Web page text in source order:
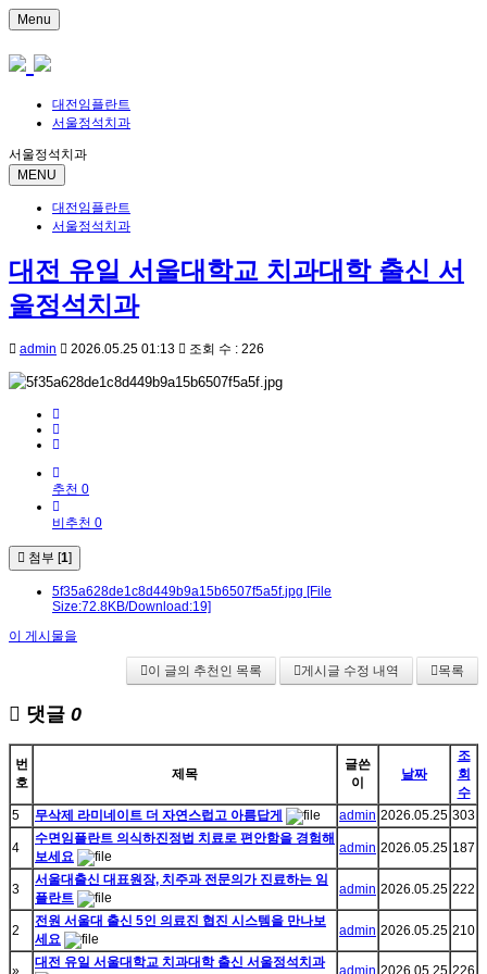
Menu
대전임플란트
서울정석치과
서울정석치과
MENU
대전임플란트
서울정석치과
대전 유일 서울대학교 치과대학 출신 서
울정석치과
admin 2026.05.25 01:13 조회 수 : 226
추천 0
비추천 0
첨부 [1]
5f35a628de1c8d449b9a15b6507f5a5f.jpg [File
Size:72.8KB/Download:19]
이 게시물을
이 글의 추천인 목록 게시글 수정 내역 목록
댓글 0
번
호
제목
글쓴
이
날짜
조
회
수
5
무삭제 라미네이트 더 자연스럽고 아름답게 admin 2026.05.25 303
4
수면임플란트 의식하진정법 치료로 편안함을 경험해
보세요
admin 2026.05.25 187
3
서울대출신 대표원장, 치주과 전문의가 진료하는 임
플란트
admin 2026.05.25 222
2
전원 서울대 출신 5인 의료진 협진 시스템을 만나보
세요
admin 2026.05.25 210
»
대전 유일 서울대학교 치과대학 출신 서울정석치과
admin 2026.05.25 226